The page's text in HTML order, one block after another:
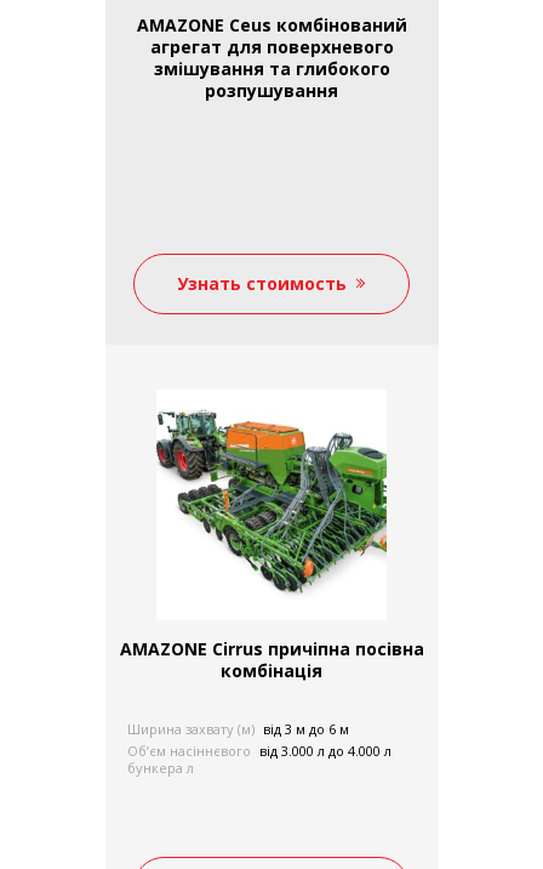
AMAZONE Ceus комбінований
агрегат для поверхневого
змішування та глибокого
розпушування
Узнать стоимость
AMAZONE Cirrus причіпна посівна
комбінація
Ширина захвату (м) від 3 м до 6 м
Об’єм насіннєвого
бункера л
від 3.000 л до 4.000 л